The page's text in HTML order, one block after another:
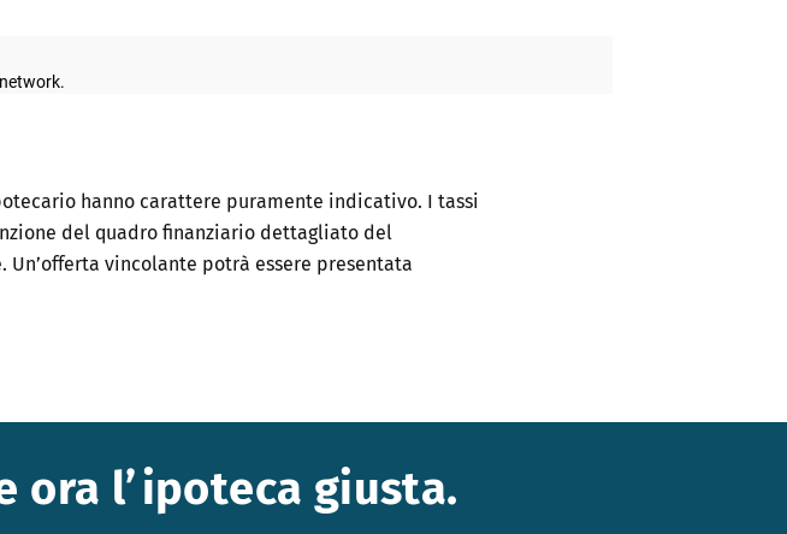
hanno carattere puramente indicativo. I tassi
del quadro finanziario dettagliato del
vincolante potrà essere presentata
ora l’ipoteca giusta.